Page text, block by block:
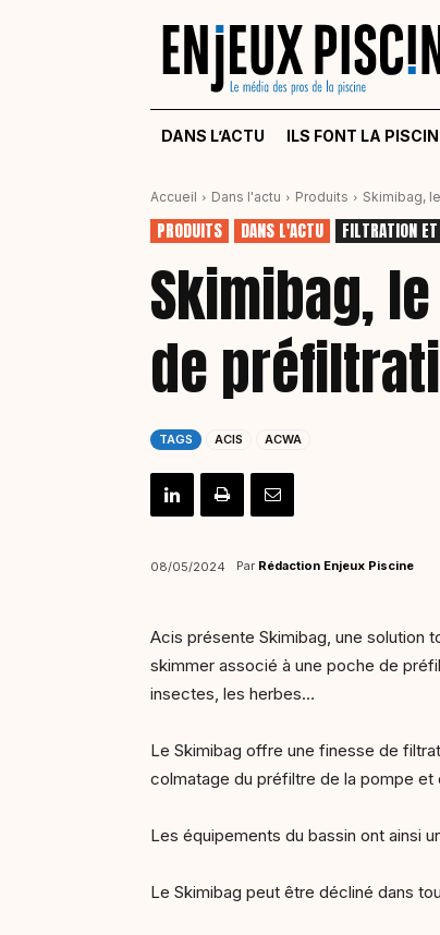
DANS L’ACTU ILS FONT LA
Accueil Dans l'actu Produits Skimibag,
PRODUITS DANS L'ACTU FILTRATION
Skimibag,
de
TAGS ACIS ACWA
08/05/2024 Par Rédaction Enjeux Piscine
Acis présente Skimibag, une solution
skimmer associé à une poche de
insectes, les herbes…
Le Skimibag offre une finesse de
colmatage du préfiltre de la pompe
Les équipements du bassin ont ainsi
Le Skimibag peut être décliné dans